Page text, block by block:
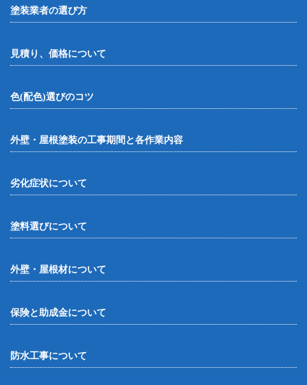
塗装業者の選び方
見積り、価格について
色(配色)選びのコツ
外壁・屋根塗装の工事期間と各作業内容
劣化症状について
塗料選びについて
外壁・屋根材について
保険と助成金について
防水工事について